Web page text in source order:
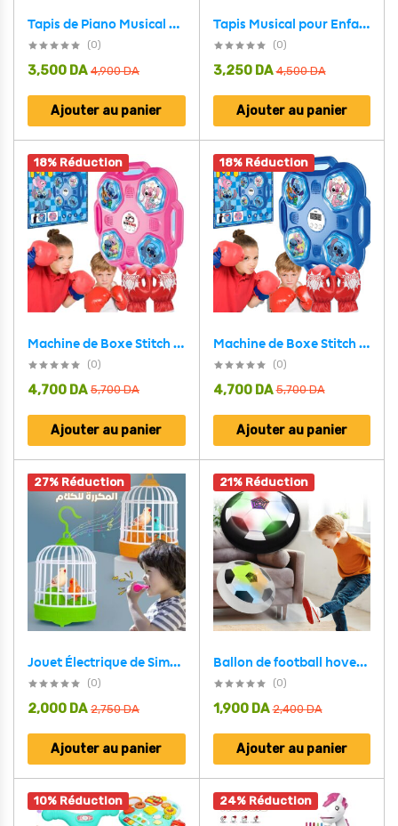
Tapis de Piano Musical pour Enfants 3-6 Ans – حصيرة بيانو موسيقية للأطفال
(0)
4,900DA
3,500 DA
Ajouter au panier
Tapis Musical pour Enfants 1-5 Ans – سجادة موسيقية للأطفال
(0)
4,500DA
3,250 DA
Ajouter au panier
18% Réduction
Machine de Boxe Stitch Musicale Rose – آلة الملاكمة الموسيقية للأطفال
(0)
5,700DA
4,700 DA
Ajouter au panier
18% Réduction
Machine de Boxe Stitch Musicale – آلة الملاكمة الموسيقية للأطفال
(0)
5,700DA
4,700 DA
Ajouter au panier
27% Réduction
Jouet Électrique de Simulation de Cage à Oiseaux avec Contrôle Sonore – لعبة قفص الطيور المكررة للكلام
(0)
2,750DA
2,000 DA
Ajouter au panier
21% Réduction
Ballon de football hover LED pour enfants – لعبة كرة القدم
(0)
2,400DA
1,900 DA
Ajouter au panier
10% Réduction 24% Réduction